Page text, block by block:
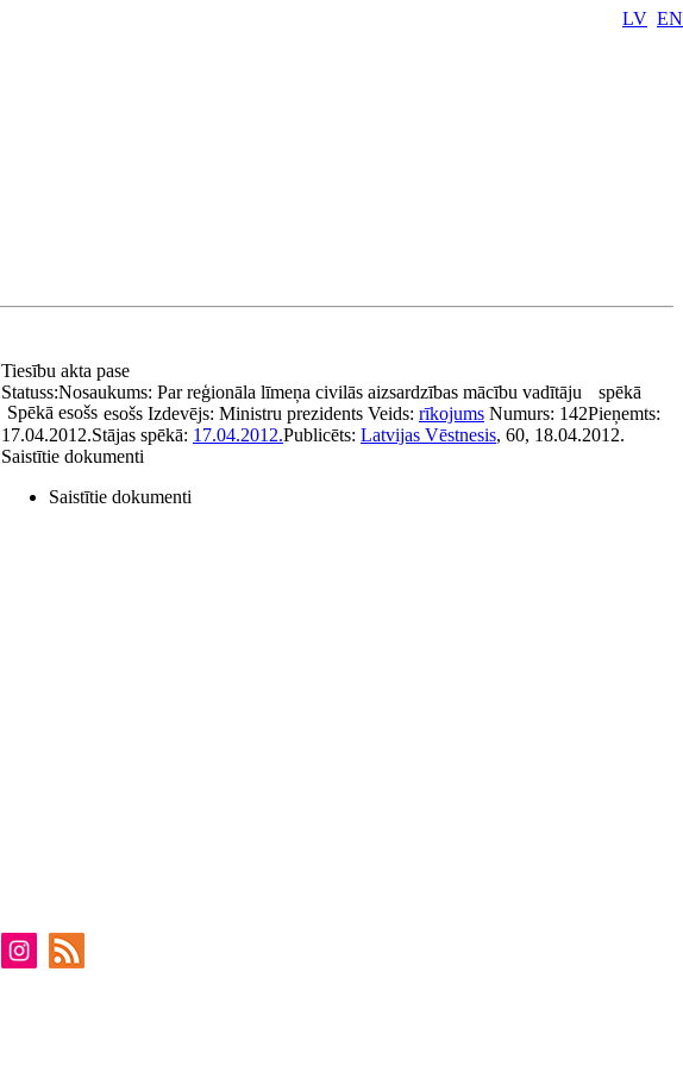
LV EN
Tiesību akta pase
Nosaukums: Par reģionāla līmeņa civilās aizsardzības mācību vadītāju
Statuss:
Spēkā esošs
spēkā
esošs Izdevējs: Ministru prezidents Veids: rīkojums Numurs: 142Pieņemts:
17.04.2012.Stājas spēkā: 17.04.2012.Publicēts: Latvijas Vēstnesis, 60, 18.04.2012.
Saistītie dokumenti
Saistītie dokumenti